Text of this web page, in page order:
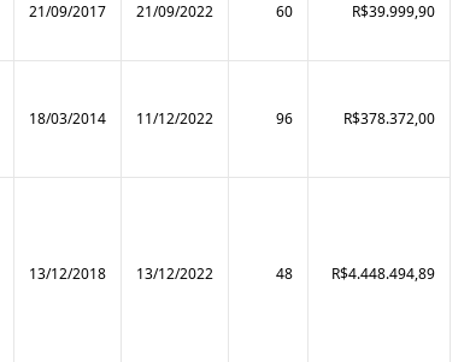
21/09/2017 21/09/2022 60 R$39.999,90
18/03/2014 11/12/2022 96 R$378.372,00
13/12/2018 13/12/2022 48 R$4.448.494,89